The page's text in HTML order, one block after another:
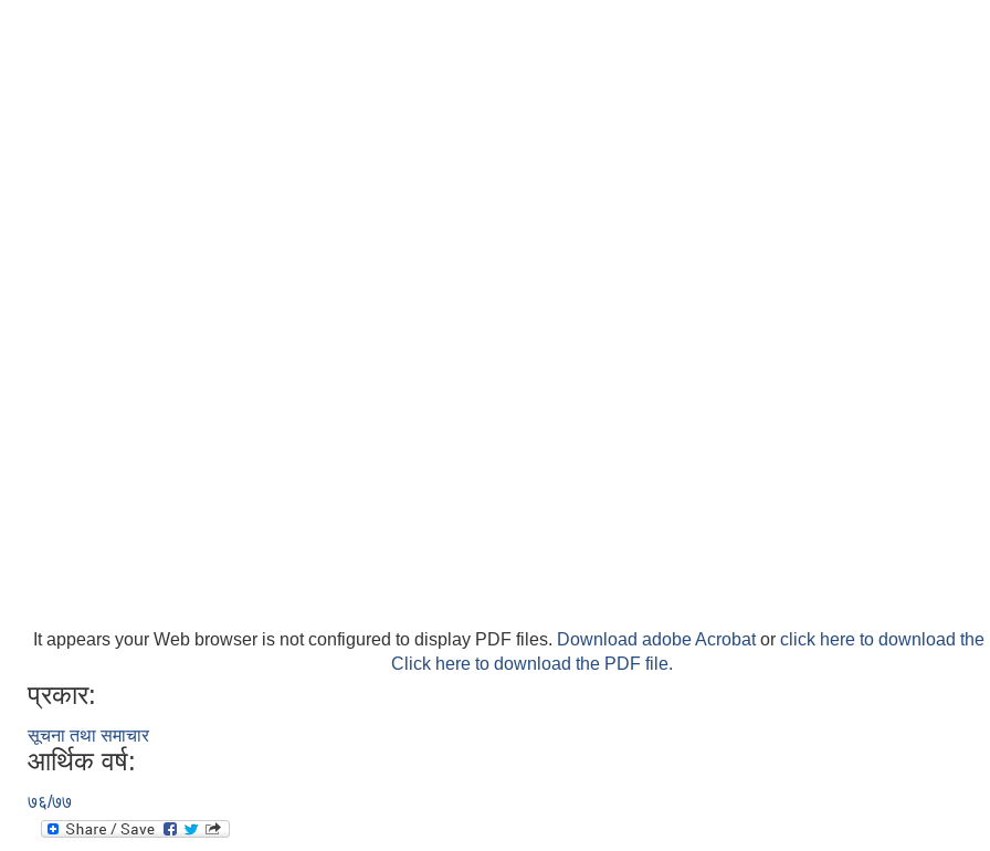
It appears your Web browser is not configured to display PDF files. Download adobe Acrobator click here to download the
Click here to download the PDF file.
प्रकार:
सूचना तथा समाचार
आर्थिक वर्ष:
७६/७७